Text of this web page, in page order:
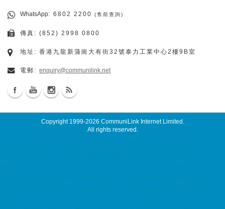
WhatsApp: 6802 2200 (售前查詢)
傳真: (852) 2998 0800
地址: 香港九龍新蒲崗大有街32號泰力工業中心2樓9B室
電郵: enquiry@communilink.net
Copyright 1999-2026 CommuniLink Internet Limited
All rights reserved.